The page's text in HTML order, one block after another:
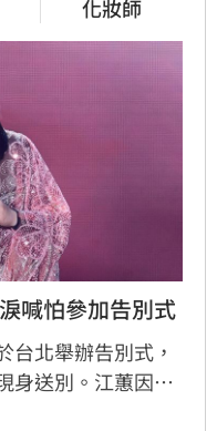
化妝師
喊怕參加告別式
台北舉辦告別式，
身送別。江蕙因人
為致意。江蕙經